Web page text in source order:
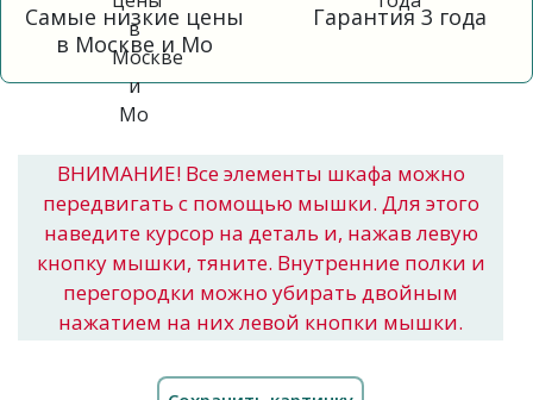
Самые низкие цены
в Москве и Мо
Гарантия 3 года
ВНИМАНИЕ! Все элементы шкафа можно
передвигать с помощью мышки. Для этого
наведите курсор на деталь и, нажав левую
кнопку мышки, тяните. Внутренние полки и
перегородки можно убирать двойным
нажатием на них левой кнопки мышки.